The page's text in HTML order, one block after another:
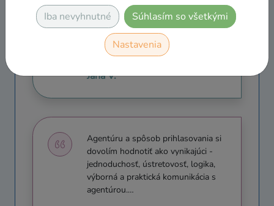
potrebovala lepšie utriediť veci
ohľadom DPH a tieto základy mi do
seba viac zapadli.
Jana V.
Agentúru a spôsob prihlasovania si
dovolím hodnotiť ako vynikajúci -
jednoduchosť, ústretovosť, logika,
výborná a praktická komunikácia s
agentúrou.…
Iba nevyhnutné Súhlasím so všetkými
Nastavenia